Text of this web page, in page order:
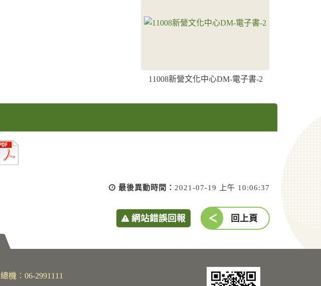
11008新營文化中心DM-電子書-2
最後異動時間： 2021-07-19 上午 10:06:37
網站錯誤回報 回上頁
總機︰06-2991111